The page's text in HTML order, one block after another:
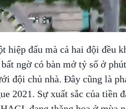
hiệp đấu mà cả hai đội đều
ngờ có bàn mở tỷ số ở
đội chủ nhà. Đây cũng là
2021. Sự xuất sắc của